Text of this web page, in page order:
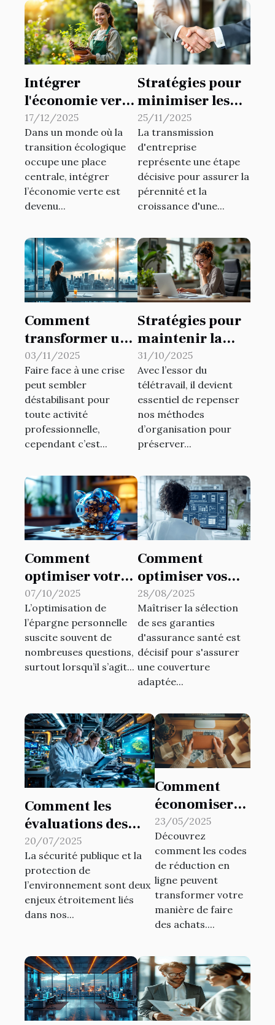
Intégrer
l'économie verte
: stratégies pour
les petites
entreprises
17/12/2025
Dans un monde où la
transition écologique
occupe une place
centrale, intégrer
l’économie verte est
devenu...
Stratégies pour
minimiser les
risques fiscaux
lors de
transmissions
d'entreprise
25/11/2025
La transmission
d'entreprise
représente une étape
décisive pour assurer la
pérennité et la
croissance d'une...
Comment
transformer une
crise en
opportunité
pour votre
activité?
03/11/2025
Faire face à une crise
peut sembler
déstabilisant pour
toute activité
professionnelle,
cependant c’est...
Stratégies pour
maintenir la
productivité en
télétravail
31/10/2025
Avec l’essor du
télétravail, il devient
essentiel de repenser
nos méthodes
d’organisation pour
préserver...
Comment
optimiser votre
épargne avec le
troisième pilier
?
07/10/2025
L’optimisation de
l’épargne personnelle
suscite souvent de
nombreuses questions,
surtout lorsqu’il s’agit...
Comment
optimiser vos
garanties
d'assurance
santé en
fonction de vos
besoins ?
28/08/2025
Maîtriser la sélection
de ses garanties
d'assurance santé est
décisif pour s'assurer
une couverture
adaptée...
Comment les
évaluations des
risques
environnementaux
contribuent-elles à
la sécurité
publique ?
20/07/2025
La sécurité publique et la
protection de
l’environnement sont deux
enjeux étroitement liés
dans nos...
Comment
économiser
en utilisant
des codes de
réduction en
ligne
23/05/2025
Découvrez
comment les codes
de réduction en
ligne peuvent
transformer votre
manière de faire
des achats....